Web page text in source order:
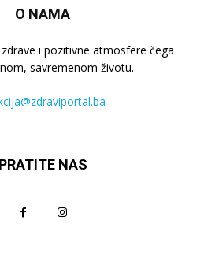
O NAMA
i pozitivne atmosfere čega
savremenom životu.
PRATITE NAS